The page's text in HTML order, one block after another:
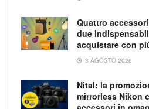
Quattro
due
acquistare con
3 AGOSTO 2026
Nital: la
mirrorless Nikon